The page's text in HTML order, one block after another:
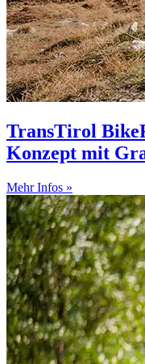
TransTirol
Konzept mit
Mehr Infos »